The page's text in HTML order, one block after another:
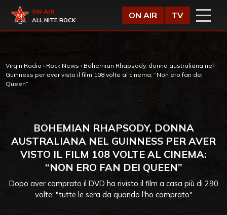
Virgin Radio
ON AIR
ALL NITE ROCK
ON AIR TV
Virgin Radio › Rock News › Bohemian Rhapsody, donna australiana nel
Guinness per aver visto il film 108 volte al cinema: “Non ero fan dei
Queen”
BOHEMIAN RHAPSODY, DONNA
AUSTRALIANA NEL GUINNESS PER AVER
VISTO IL FILM 108 VOLTE AL CINEMA:
“NON ERO FAN DEI QUEEN”
Dopo aver comprato il DVD ha rivisto il film a casa più di 290
volte: "tutte le sera da quando l'ho comprato"